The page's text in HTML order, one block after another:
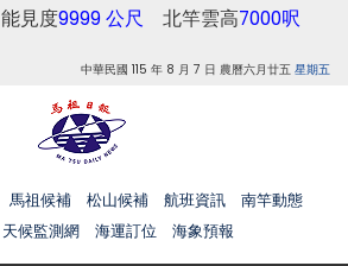
能見度9999 公尺 北竿雲高7000呎
中華民國 115 年 8 月 7 日 農曆六月廿五 星期五
馬祖候補 松山候補 航班資訊
南竿動態
天候監測網 海運訂位 海象預報